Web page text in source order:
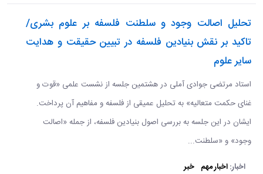
تحلیل اصالت وجود و سلطنت فلسفه بر علوم بشری/
تاکید بر نقش بنیادین فلسفه در تبیین حقیقت و هدایت
سایر علوم
استاد مرتضی جوادی آملی در هشتمین جلسه از نشست علمی «قوت و
غنای حکمت متعالیه» به تحلیل عمیقی از فلسفه و مفاهیم آن پرداخت.
ایشان در این جلسه به بررسی اصول بنیادین فلسفه، از جمله «اصالت
وجود» و «سلطنت...
اخبار:اخبار مهم خبر